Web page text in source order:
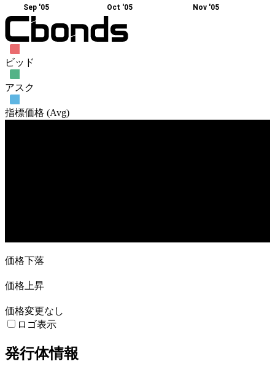
Sep '05 Oct '05 Nov '05
ビッド
アスク
指標価格 (Avg)
価格下落
価格上昇
価格変更なし
ロゴ表示
発行体情報